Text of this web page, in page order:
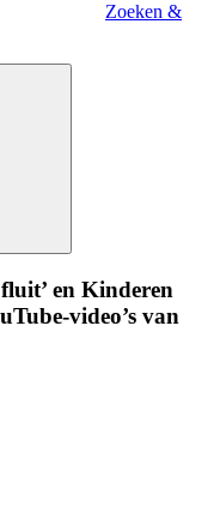
Zoeken &
en Kinderen
video’s van